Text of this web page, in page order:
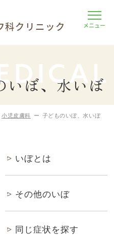
科クリニック
いぼ、水いぼ
小児皮膚科 子どものいぼ、水いぼ
いぼとは
その他のいぼ
同じ症状を探す